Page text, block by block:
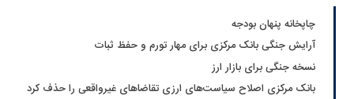
چاپخانه پنهان بودجه
آرایش جنگی بانک مرکزی برای مهار تورم و حفظ ثبات
نسخه جنگی برای بازار ارز
بانک مرکزی اصلاح سیاست‌های ارزی تقاضاهای غیرواقعی را حذف کرد